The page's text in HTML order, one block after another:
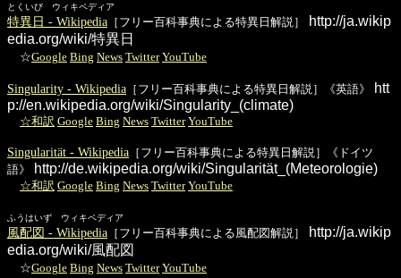
とくいび ウィキペディア
特異日 - Wikipedia ［フリー百科事典による特異日解説］
http://ja.wikip
edia.org/wiki/特異日
☆Google Bing News Twitter YouTube
Singularity - Wikipedia ［フリー百科事典による特異日解説］《英語》
htt
p://en.wikipedia.org/wiki/Singularity_(climate)
☆和訳 Google Bing News Twitter YouTube
Singularität - Wikipedia ［フリー百科事典による特異日解説］《ドイツ
語》
http://de.wikipedia.org/wiki/Singularität_(Meteorologie)
☆和訳 Google Bing News Twitter YouTube
ふうはいず ウィキペディア
風配図 - Wikipedia ［フリー百科事典による風配図解説］
http://ja.wikip
edia.org/wiki/風配図
☆Google Bing News Twitter YouTube